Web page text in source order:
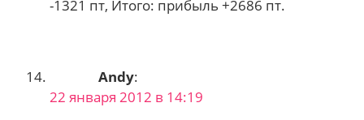
-1321 пт, Итого: прибыль +2686 пт.
Andy:
22 января 2012 в 14:19